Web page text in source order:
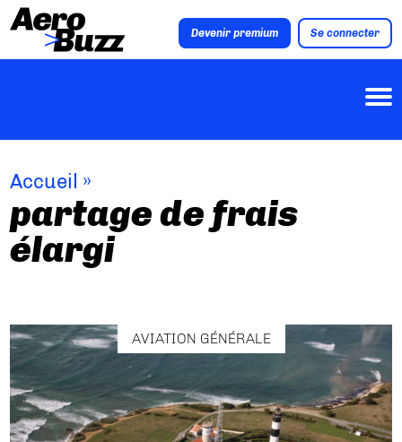
Devenir premium Se connecter
Accueil »
partage de frais
élargi
AVIATION GÉNÉRALE